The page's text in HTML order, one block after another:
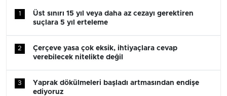
1
Üst sınırı 15 yıl veya daha az cezayı gerektiren
suçlara 5 yıl erteleme
2
Çerçeve yasa çok eksik, ihtiyaçlara cevap
verebilecek nitelikte değil
3
Yaprak dökülmeleri başladı artmasından endişe
ediyoruz